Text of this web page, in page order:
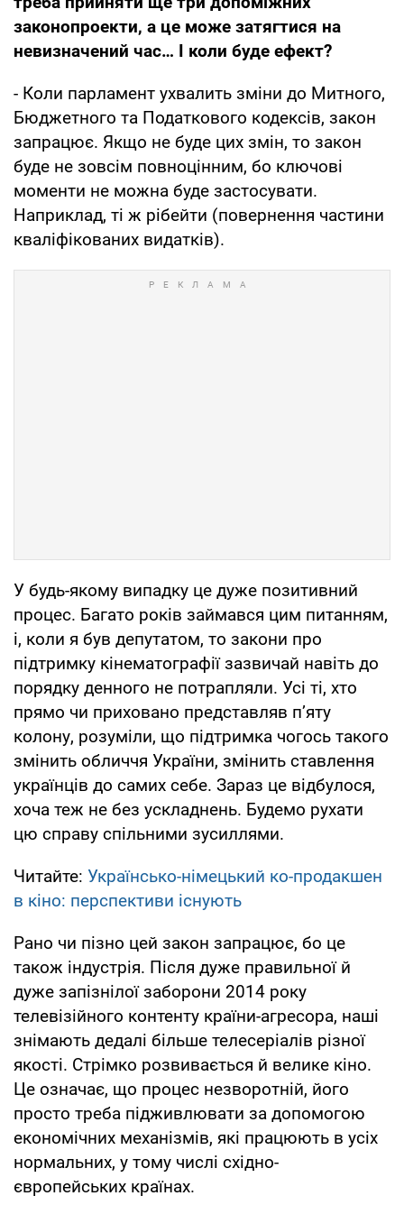
законопроекти, а це може затягтися на
невизначений час… І коли буде ефект?
- Коли парламент ухвалить зміни до Митного,
Бюджетного та Податкового кодексів, закон
запрацює. Якщо не буде цих змін, то закон
буде не зовсім повноцінним, бо ключові
моменти не можна буде застосувати.
Наприклад, ті ж рібейти (повернення частини
кваліфікованих видатків).
У будь-якому випадку це дуже позитивний
процес. Багато років займався цим питанням,
і, коли я був депутатом, то закони про
підтримку кінематографії зазвичай навіть до
порядку денного не потрапляли. Усі ті, хто
прямо чи приховано представляв п’яту
колону, розуміли, що підтримка чогось такого
змінить обличчя України, змінить ставлення
українців до самих себе. Зараз це відбулося,
хоча теж не без ускладнень. Будемо рухати
цю справу спільними зусиллями.
Читайте: Українсько-німецький ко-продакшен
в кіно: перспективи існують
Рано чи пізно цей закон запрацює, бо це
також індустрія. Після дуже правильної й
дуже запізнілої заборони 2014 року
телевізійного контенту країни-агресора, наші
знімають дедалі більше телесеріалів різної
якості. Стрімко розвивається й велике кіно.
Це означає, що процес незворотній, його
просто треба підживлювати за допомогою
економічних механізмів, які працюють в усіх
нормальних, у тому числі східно-
європейських країнах.